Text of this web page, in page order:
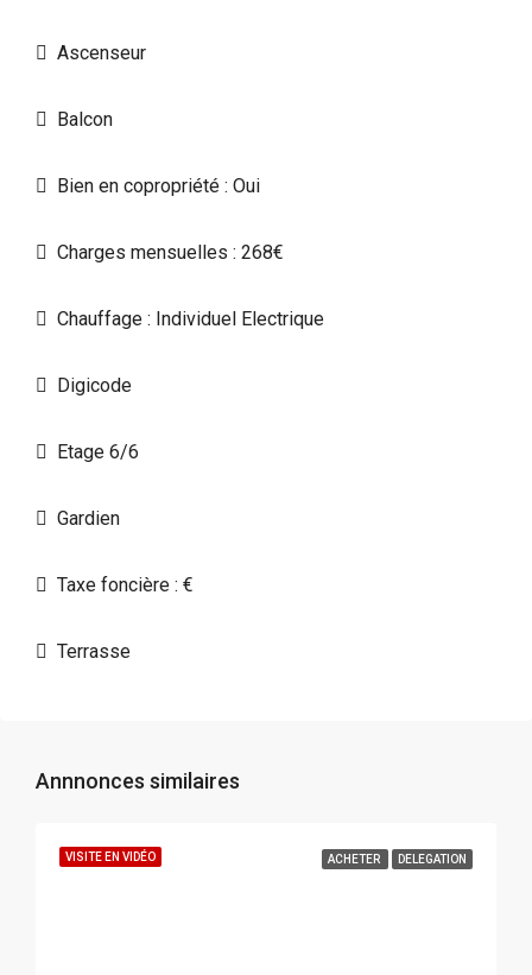
Ascenseur
Balcon
Bien en copropriété : Oui
Charges mensuelles : 268€
Chauffage : Individuel Electrique
Digicode
Etage 6/6
Gardien
Taxe foncière : €
Terrasse
Annnonces similaires
VISITE EN VIDÉO ACHETER DELEGATION